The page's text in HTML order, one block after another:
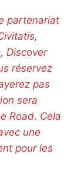
partenariat
Discover
réservez
pas
sera
Road. Cela
une
pour les